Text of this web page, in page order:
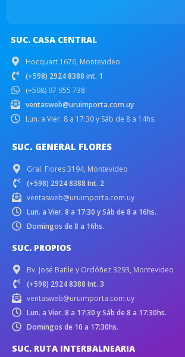
SUC. CASA CENTRAL
Hocquart 1676, Montevideo
(+598) 2924 8388 int. 1
(+598) 97 955 738
ventasweb@uruimporta.com.uy
Lun. a Vier. 8 a 17:30 y Sáb de 8 a 14hs.
SUC. GENERAL FLORES
Gral. Flores 3194, Montevideo
(+598) 2924 8388 Int. 2
ventasweb@uruimporta.com.uy
Lun. a Vier. 8 a 17:30 y Sáb de 8 a 16hs.
Domingos de 8 a 16hs.
SUC. PROPIOS
Bv. José Batlle y Ordóñez 3293, Montevideo
(+598) 2924 8388 Int. 3
ventasweb@uruimporta.com.uy
Lun. a Vier. 8 a 17:30 y Sáb de 8 a 17:30hs.
Domingos de 10 a 17:30hs.
SUC. RUTA INTERBALNEARIA